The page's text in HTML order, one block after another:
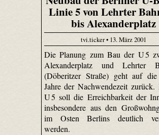
Linie 5 von Lehrter
bis Alexanderplatz
tvi.ticker • 13. März 2001
Die Planung zum Bau der U 5
Alexanderplatz und Lehrter
(Döberitzer Straße) geht auf
Jahre der Nachwendezeit
U 5 soll die Erreichbarkeit der
insbesondere aus den
im Osten Berlins deutlich
werden.